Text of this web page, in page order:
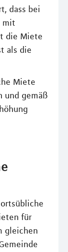
dass bei
mit
die Miete
als die
Miete
und gemäß
für
gleichen